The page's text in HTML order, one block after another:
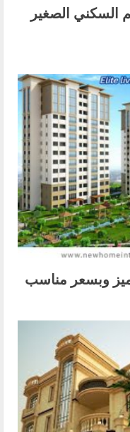
السكني الصغير
وبسعر مناسب